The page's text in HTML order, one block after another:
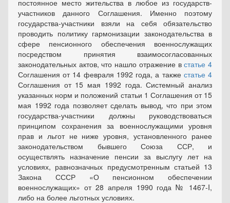
постоянное место жительства в любое из государств-
участников данного Соглашения. Именно поэтому
государства-участники взяли на себя обязательство
проводить политику гармонизации законодательства в
сфере пенсионного обеспечения военнослужащих
посредством принятия взаимосогласованных
законодательных актов, что нашло отражение встатье 4
Соглашения от 14 февраля 1992 года, а также статье 4
Соглашения от 15 мая 1992 года. Системный анализ
указанных норм и положений статьи 1 Соглашения от 15
мая 1992 года позволяет сделать вывод, что при этом
государства-участники должны руководствоваться
принципом сохранения за военнослужащими уровня
прав и льгот не ниже уровня, установленного ранее
законодательством бывшего Союза ССР, и
осуществлять назначение пенсии за выслугу лет на
условиях, равнозначных предусмотренным статьей 13
Закона СССР «О пенсионном обеспечении
военнослужащих» от 28 апреля 1990 года № 1467-I,
либо на более льготных условиях.